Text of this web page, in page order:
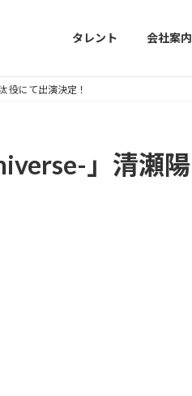
タレント 会社案内
役にて出演決定！
」清瀬陽